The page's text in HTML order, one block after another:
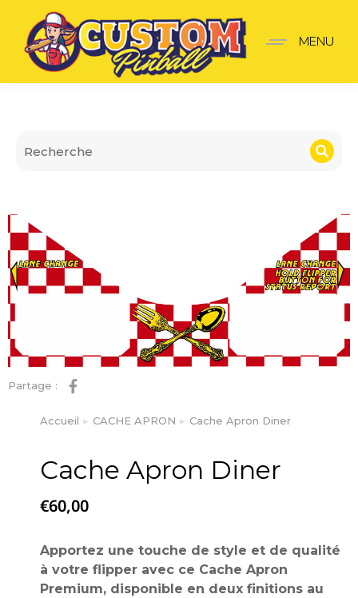
Cache Apron Diner
MENU
Partage :
Vous êtes ici :
Accueil CACHE APRON Cache Apron Diner
Cache Apron Diner
€60,00
Apportez une touche de style et de qualité
à votre flipper avec ce Cache Apron
Premium, disponible en deux finitions au